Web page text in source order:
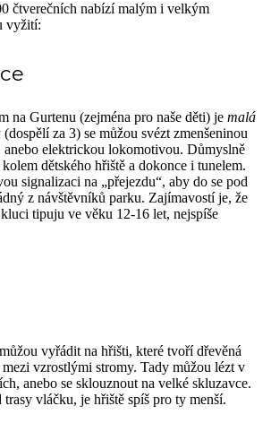
čtverečních nabízí malým i velkým
vyžití:
na Gurtenu (zejména pro naše děti) je malá
za 3) se můžou svézt zmenšeninou
anebo elektrickou lokomotivou. Důmyslně
dětského hřiště a dokonce i tunelem.
signalizaci na „přejezdu“, aby do se pod
z návštěvníků parku. Zajímavostí je, že
tipuju ve věku 12-16 let, nejspíše
vyřádit na hřišti, které tvoří dřevěná
vzrostlými stromy. Tady můžou lézt v
anebo se sklouznout na velké skluzavce.
vláčku, je hřiště spíš pro ty menší.